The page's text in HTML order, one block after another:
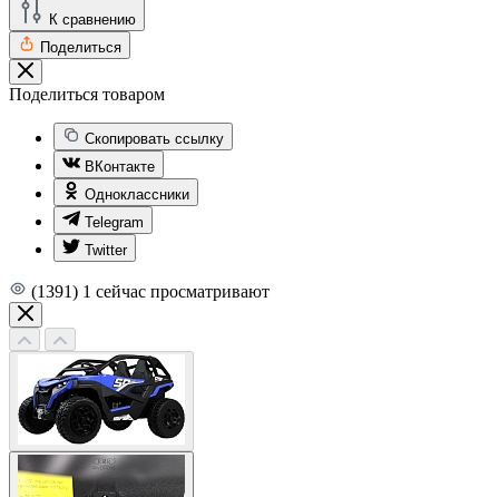
К сравнению
Поделиться
Поделиться товаром
Скопировать ссылку
ВКонтакте
Одноклассники
Telegram
Twitter
(1391) 1 сейчас просматривают